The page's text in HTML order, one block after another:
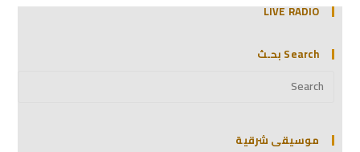
LIVE RADIO
Search بحـث
موسيقى شرقية